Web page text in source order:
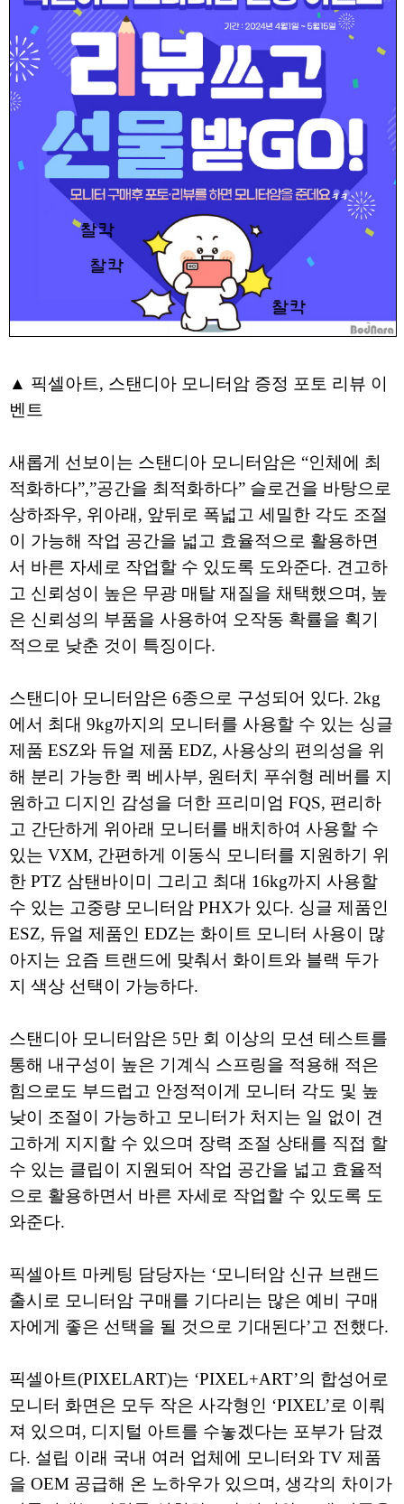
▲ 픽셀아트, 스탠디아 모니터암 증정 포토 리뷰 이
벤트
새롭게 선보이는 스탠디아 모니터암은 “인체에 최
적화하다”,”공간을 최적화하다” 슬로건을 바탕으로
상하좌우, 위아래, 앞뒤로 폭넓고 세밀한 각도 조절
이 가능해 작업 공간을 넓고 효율적으로 활용하면
서 바른 자세로 작업할 수 있도록 도와준다. 견고하
고 신뢰성이 높은 무광 매탈 재질을 채택했으며, 높
은 신뢰성의 부품을 사용하여 오작동 확률을 획기
적으로 낮춘 것이 특징이다.
스탠디아 모니터암은 6종으로 구성되어 있다. 2kg
에서 최대 9kg까지의 모니터를 사용할 수 있는 싱글
제품 ESZ와 듀얼 제품 EDZ, 사용상의 편의성을 위
해 분리 가능한 퀵 베사부, 원터치 푸쉬형 레버를 지
원하고 디지인 감성을 더한 프리미엄 FQS, 편리하
고 간단하게 위아래 모니터를 배치하여 사용할 수
있는 VXM, 간편하게 이동식 모니터를 지원하기 위
한 PTZ 삼탠바이미 그리고 최대 16kg까지 사용할
수 있는 고중량 모니터암 PHX가 있다. 싱글 제품인
ESZ, 듀얼 제품인 EDZ는 화이트 모니터 사용이 많
아지는 요즘 트랜드에 맞춰서 화이트와 블랙 두가
지 색상 선택이 가능하다.
스탠디아 모니터암은 5만 회 이상의 모션 테스트를
통해 내구성이 높은 기계식 스프링을 적용해 적은
힘으로도 부드럽고 안정적이게 모니터 각도 및 높
낮이 조절이 가능하고 모니터가 처지는 일 없이 견
고하게 지지할 수 있으며 장력 조절 상태를 직접 할
수 있는 클립이 지원되어 작업 공간을 넓고 효율적
으로 활용하면서 바른 자세로 작업할 수 있도록 도
와준다.
픽셀아트 마케팅 담당자는 ‘모니터암 신규 브랜드
출시로 모니터암 구매를 기다리는 많은 예비 구매
자에게 좋은 선택을 될 것으로 기대된다’고 전했다.
픽셀아트(PIXELART)는 ‘PIXEL+ART’의 합성어로
모니터 화면은 모두 작은 사각형인 ‘PIXEL’로 이뤄
져 있으며, 디지털 아트를 수놓겠다는 포부가 담겼
다. 설립 이래 국내 여러 업체에 모니터와 TV 제품
을 OEM 공급해 온 노하우가 있으며, 생각의 차이가